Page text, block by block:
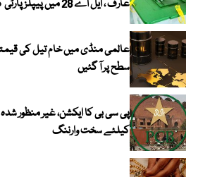
عارف ، ایل اے 28 میں پیپلز پارٹی کے بازل نقوی کامیاب
عالمی منڈی میں خام تیل کی
سطح پر آ گئیں
پی سی بی کا ایکشن، غیر منظور
کیلئے سخت وارننگ